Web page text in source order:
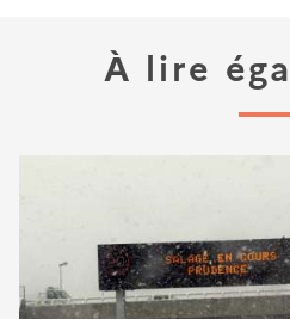
À lire